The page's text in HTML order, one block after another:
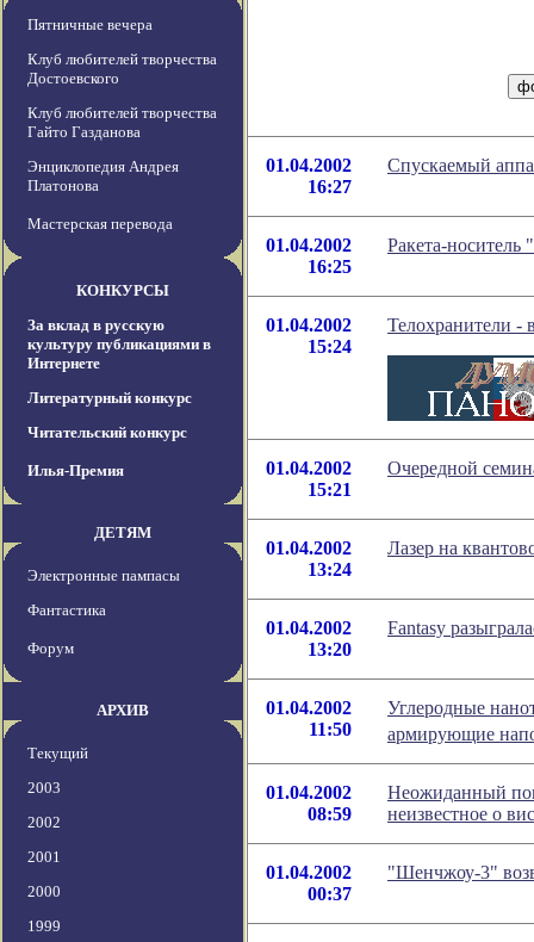
Пятничные вечера
Клуб любителей творчества
Достоевского
Клуб любителей творчества
Гайто Газданова
Энциклопедия Андрея
Платонова
Мастерская перевода
КОНКУРСЫ
За вклад в русскую
культуру публикациями в
Интернете
Литературный конкурс
Читательский конкурс
Илья-Премия
ДЕТЯМ
Электронные пампасы
Фантастика
Форум
АРХИВ
Текущий
2003
2002
2001
2000
1999
01.04.2002
16:27
Спускаемый
01.04.2002
16:25
Ракета-
01.04.2002
15:24
Телохранители -
01.04.2002
15:21
Очередной
01.04.2002
13:24
Лазер на
01.04.2002
13:20
Fantasy
01.04.2002
11:50
Углеродные
армирующие
01.04.2002
08:59
Неожиданный
неизвестное о
01.04.2002
00:37
"Шенчжоу-3"